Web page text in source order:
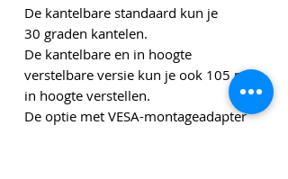
De kantelbare standaard kun je
30 graden kantelen.
De kantelbare en in hoogte
verstelbare versie kun je ook 105 mm
in hoogte verstellen.
De optie met VESA-montageadapter